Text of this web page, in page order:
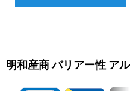
明和産商 バリアー性 ア